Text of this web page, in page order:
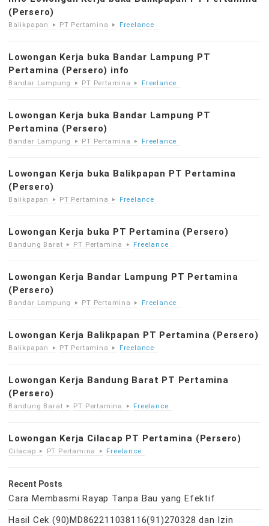
(Persero)
Balikpapan PT Pertamina Freelance
Lowongan Kerja buka Bandar Lampung PT
Pertamina (Persero) info
Bandar Lampung PT Pertamina Freelance
Lowongan Kerja buka Bandar Lampung PT
Pertamina (Persero)
Bandar Lampung PT Pertamina Freelance
Lowongan Kerja buka Balikpapan PT Pertamina
(Persero)
Balikpapan PT Pertamina Freelance
Lowongan Kerja buka PT Pertamina (Persero)
Bandung Barat PT Pertamina Freelance
Lowongan Kerja Bandar Lampung PT Pertamina
(Persero)
Bandar Lampung PT Pertamina Freelance
Lowongan Kerja Balikpapan PT Pertamina (Persero)
Balikpapan PT Pertamina Freelance
Lowongan Kerja Bandung Barat PT Pertamina
(Persero)
Bandung Barat PT Pertamina Freelance
Lowongan Kerja Cilacap PT Pertamina (Persero)
Cilacap PT Pertamina Freelance
Recent Posts
Cara Membasmi Rayap Tanpa Bau yang Efektif
Hasil Cek (90)MD862211038116(91)270328 dan Izin